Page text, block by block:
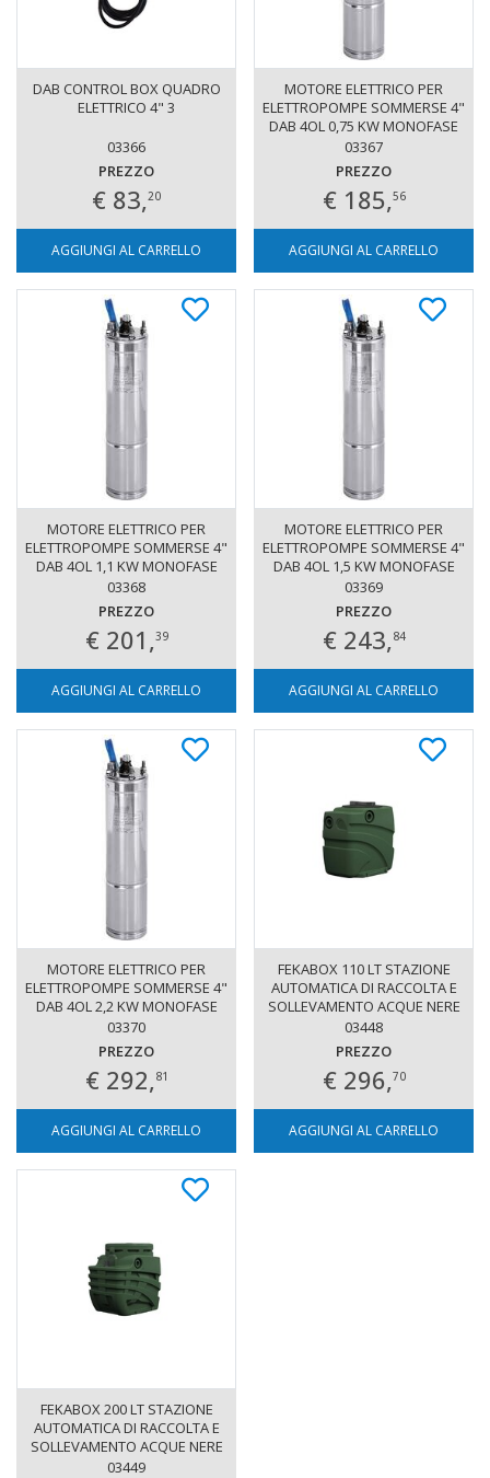
DAB CONTROL BOX QUADRO
ELETTRICO 4" 3
03366
PREZZO
€ 83,20
AGGIUNGI AL CARRELLO
MOTORE ELETTRICO PER
ELETTROPOMPE SOMMERSE 4"
DAB 4OL 0,75 KW MONOFASE
03367
PREZZO
€ 185,56
AGGIUNGI AL CARRELLO
MOTORE ELETTRICO PER
ELETTROPOMPE SOMMERSE 4"
DAB 4OL 1,1 KW MONOFASE
03368
PREZZO
€ 201,39
AGGIUNGI AL CARRELLO
MOTORE ELETTRICO PER
ELETTROPOMPE SOMMERSE 4"
DAB 4OL 1,5 KW MONOFASE
03369
PREZZO
€ 243,84
AGGIUNGI AL CARRELLO
MOTORE ELETTRICO PER
ELETTROPOMPE SOMMERSE 4"
DAB 4OL 2,2 KW MONOFASE
03370
PREZZO
€ 292,81
AGGIUNGI AL CARRELLO
FEKABOX 110 LT STAZIONE
AUTOMATICA DI RACCOLTA E
SOLLEVAMENTO ACQUE NERE
03448
PREZZO
€ 296,70
AGGIUNGI AL CARRELLO
FEKABOX 200 LT STAZIONE
AUTOMATICA DI RACCOLTA E
SOLLEVAMENTO ACQUE NERE
03449